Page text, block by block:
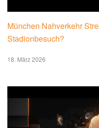
München Nahverkehr
Stadionbesuch?
18. März 2026